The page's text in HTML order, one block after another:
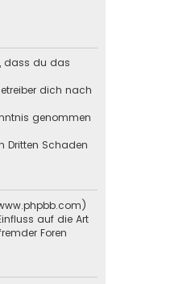
dass du das
dich nach
genommen
Dritten Schaden
auf die Art
Foren